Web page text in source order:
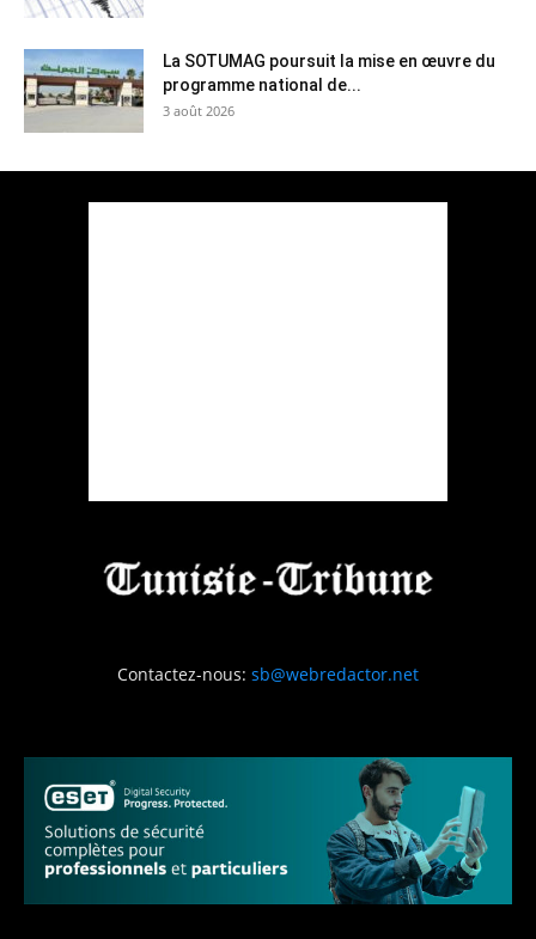
La SOTUMAG poursuit la mise en œuvre du
programme national de...
3 août 2026
Contactez-nous: sb@webredactor.net